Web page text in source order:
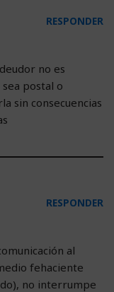
RESPONDER
no es
postal o
sin consecuencias
RESPONDER
al
fehaciente
no interrumpe